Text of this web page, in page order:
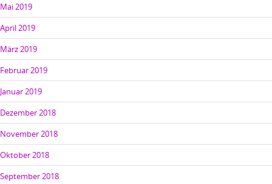
Mai 2019
April 2019
März 2019
Februar 2019
Januar 2019
Dezember 2018
November 2018
Oktober 2018
September 2018